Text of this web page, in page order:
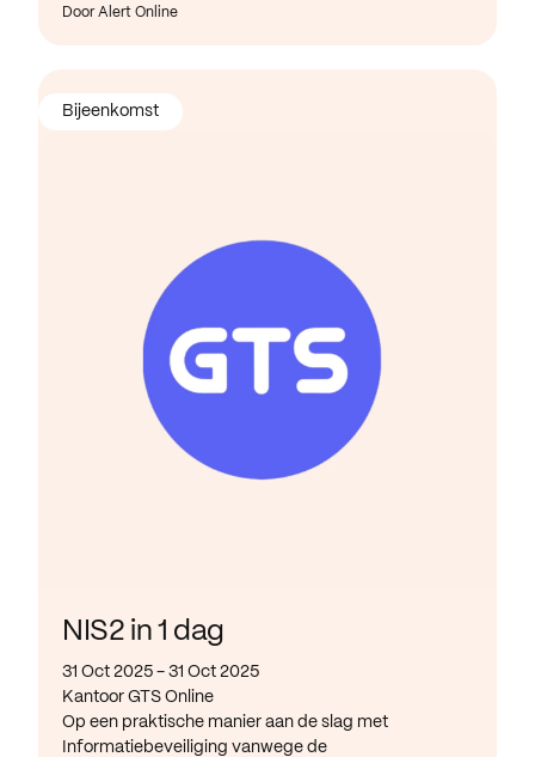
Door Alert Online
NIS2 in 1 dag
31 Oct 2025 - 31 Oct 2025
Kantoor GTS Online
Op een praktische manier aan de slag met
Informatiebeveiliging vanwege de
Bijeenkomst